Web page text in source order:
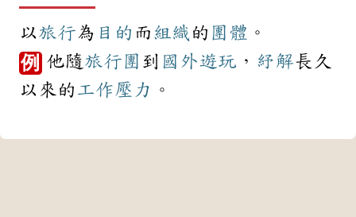
以旅行為 目的 而 組織 的 團體 。
例 他隨旅行團 到 國外遊玩 ， 紓解長久
以來的 工作壓力 。